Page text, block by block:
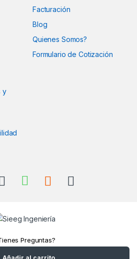
Facturación
Blog
Quienes Somos?
Formulario de Cotización
y
Preguntas?
Llámanos